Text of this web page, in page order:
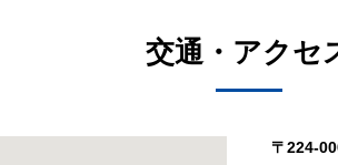
交通・アクセ
〒224-